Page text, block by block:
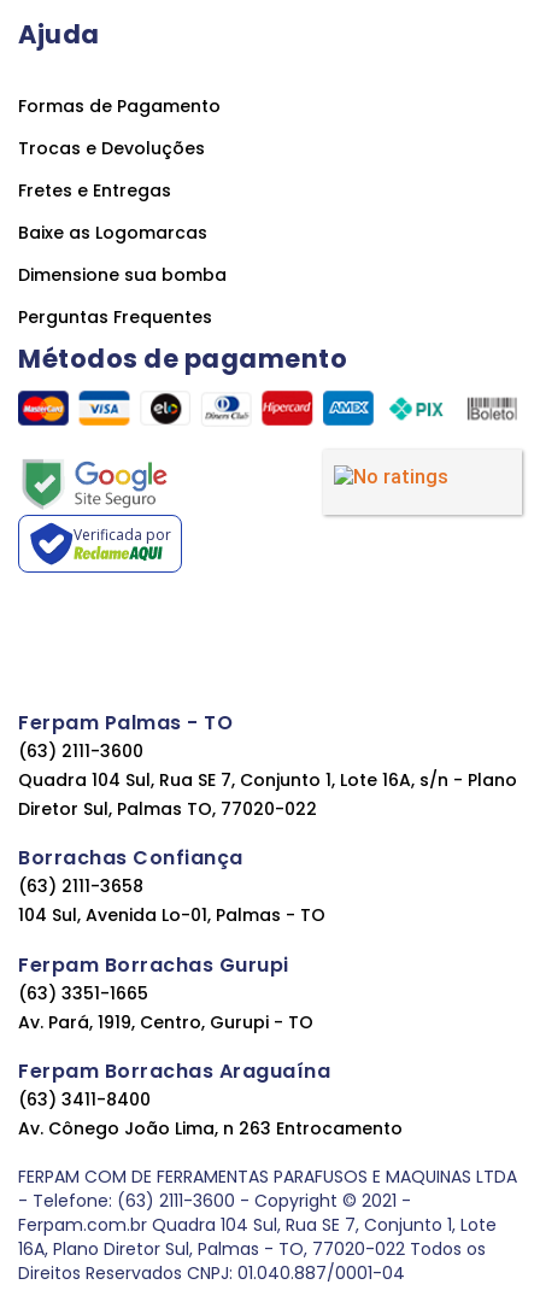
Ajuda
Formas de Pagamento
Trocas e Devoluções
Fretes e Entregas
Baixe as Logomarcas
Dimensione sua bomba
Perguntas Frequentes
Métodos de pagamento
Verificada por
Ferpam Palmas - TO
(63) 2111-3600
Quadra 104 Sul, Rua SE 7, Conjunto 1, Lote 16A, s/n - Plano
Diretor Sul, Palmas TO, 77020-022
Borrachas Confiança
(63) 2111-3658
104 Sul, Avenida Lo-01, Palmas - TO
Ferpam Borrachas Gurupi
(63) 3351-1665
Av. Pará, 1919, Centro, Gurupi - TO
Ferpam Borrachas Araguaína
(63) 3411-8400
Av. Cônego João Lima, n 263 Entrocamento
FERPAM COM DE FERRAMENTAS PARAFUSOS E MAQUINAS LTDA
- Telefone: (63) 2111-3600 - Copyright © 2021 -
Ferpam.com.br Quadra 104 Sul, Rua SE 7, Conjunto 1, Lote
16A, Plano Diretor Sul, Palmas - TO, 77020-022 Todos os
Direitos Reservados CNPJ: 01.040.887/0001-04